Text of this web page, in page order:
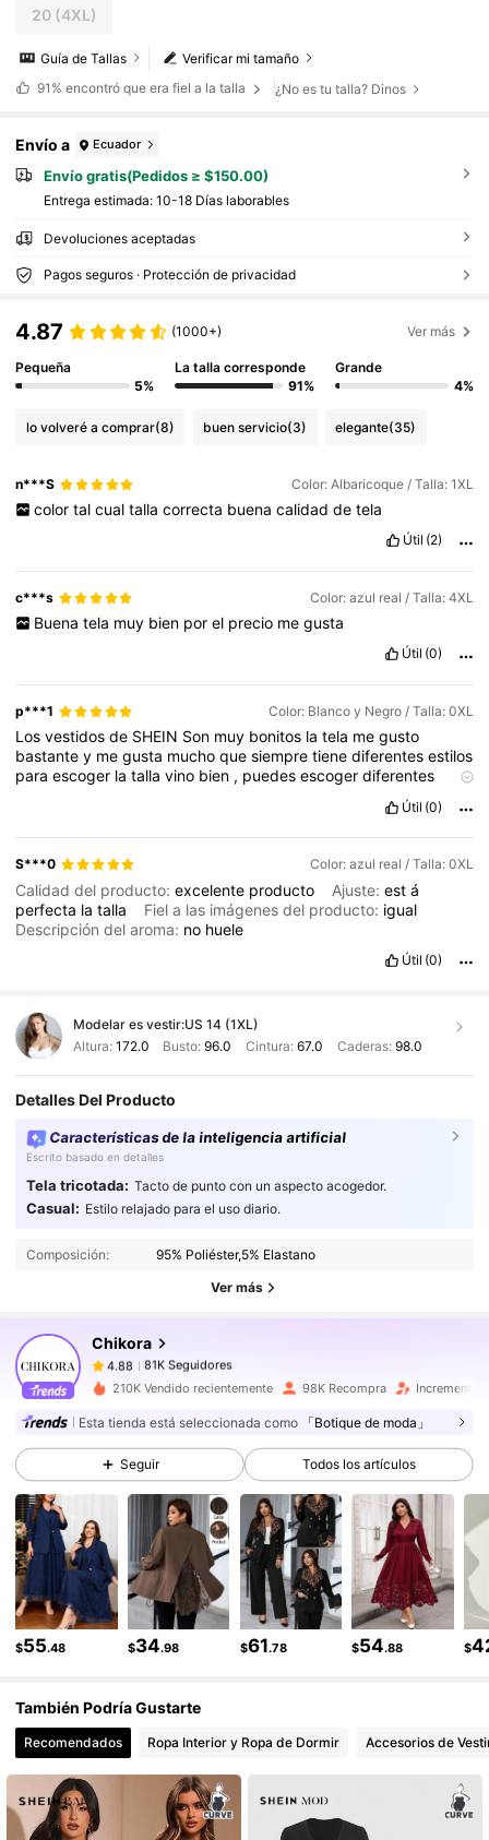
20(4XL)
Verificar mi tamaño
Guía de Tallas
91% encontró que era fiel a la talla ¿No es tu talla? Dinos
Envío a Ecuador
Envío gratis(Pedidos ≥ $150.00)
Entrega estimada: 10-18 Días laborables
Devoluciones aceptadas
Pagos seguros · Protección de privacidad
4.87 (1000+) Ver más
Pequeña
5%
La talla corresponde
91%
Grande
4%
lo volveré a comprar(8) buen servicio(3) elegante(35)
n***S Color: Albaricoque / Talla: 1XL
color tal cual talla correcta buena calidad de tela
Útil (2)
c***s Color: azul real / Talla: 4XL
Buena tela muy bien por el precio me gusta
Útil (0)
p***1 Color: Blanco y Negro / Talla: 0XL
Losvestidosde SHEIN Son muy bonitos latela megusto
bastantey megusta muchoquesiempretienediferentesestilos
paraescoger latallavino bien , puedesescogerdiferentes
comprare
Útil (0)
S***0 Color: azul real / Talla: 0XL
Calidad del producto:excelente producto Ajuste:está
perfecta latalla Fiel a las imágenes del producto: igual
Descripción del aroma: no huele
Útil (0)
Modelar es vestir:US 14 (1XL)
Altura: 172.0 Busto:96.0 Cintura: 67.0 Caderas: 98.0
Detalles Del Producto
Características de la inteligencia artificial
Escrito basado en detalles
Tela tricotada: Tacto de punto con un aspecto acogedor.
Casual: Estilo relajado para el uso diario.
Composición: 95% Poliéster,5% Elastano
Ver más
Chikora
4.88 81K Seguidores
4.88
81K Seguidores
v***hseguidoHace 7 horas
4.88
81K Seguidores
4.88 81K Seguidores
4.88 81K Seguidores
4.88 81K Seguidores
81K Seguidores
4.88 81K Seguidores
210K Vendido recientemente 98K Recompra Incremento
Esta tienda está seleccionada como 「Botique de moda」
Seguir Todos los artículos
$55.48 $34.98 $61.78 $54.88 $
También Podría Gustarte
Recomendados Ropa Interior y Ropa de Dormir Accesorios de